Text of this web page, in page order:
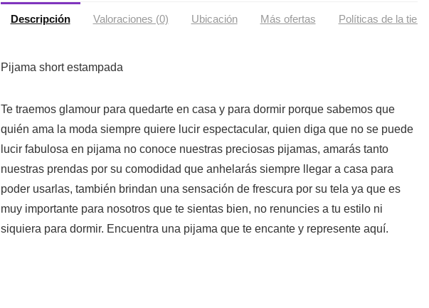
Descripción Valoraciones (0) Ubicación Más ofertas Políticas de la tienda
Pijama short estampada
Te traemos glamour para quedarte en casa y para dormir porque sabemos que
quién ama la moda siempre quiere lucir espectacular, quien diga que no se puede
lucir fabulosa en pijama no conoce nuestras preciosas pijamas, amarás tanto
nuestras prendas por su comodidad que anhelarás siempre llegar a casa para
poder usarlas, también brindan una sensación de frescura por su tela ya que es
muy importante para nosotros que te sientas bien, no renuncies a tu estilo ni
siquiera para dormir. Encuentra una pijama que te encante y represente aquí.